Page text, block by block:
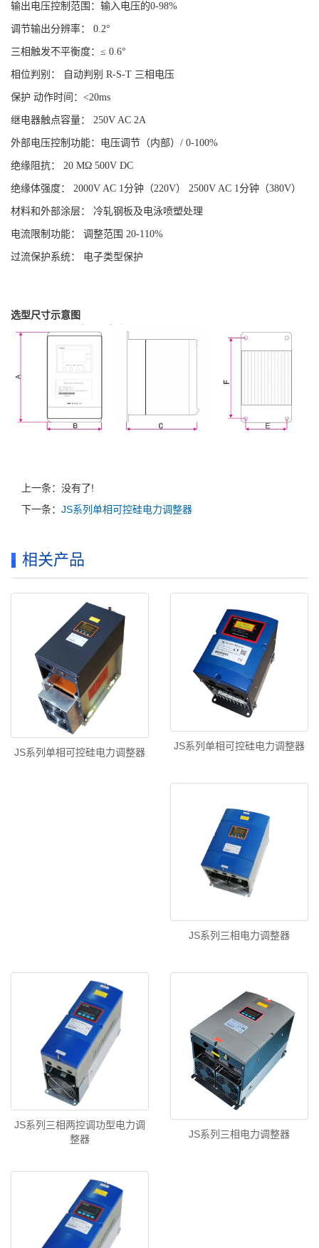
输出电压控制范围：输入电压的0-98%
调节输出分辨率： 0.2°
三相触发不平衡度：≤ 0.6°
相位判别： 自动判别 R-S-T 三相电压
保护 动作时间：<20ms
继电器触点容量： 250V AC 2A
外部电压控制功能：电压调节（内部）/ 0-100%
绝缘阻抗： 20 MΩ 500V DC
绝缘体强度： 2000V AC 1分钟（220V） 2500V AC 1分钟（380V）
材料和外部涂层： 冷轧钢板及电泳喷塑处理
电流限制功能： 调整范围 20-110%
过流保护系统： 电子类型保护
选型尺寸示意图
上一条：没有了!
下一条： JS系列单相可控硅电力调整器
相关产品
JS系列单相可控硅电力调整器
JS系列单相可控硅电力调整器
JS系列三相电力调整器
JS系列三相两控调功型电力调
整器
JS系列三相电力调整器